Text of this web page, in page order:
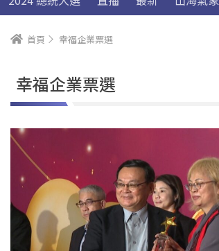
首頁 幸福企業票選
幸福企業票選